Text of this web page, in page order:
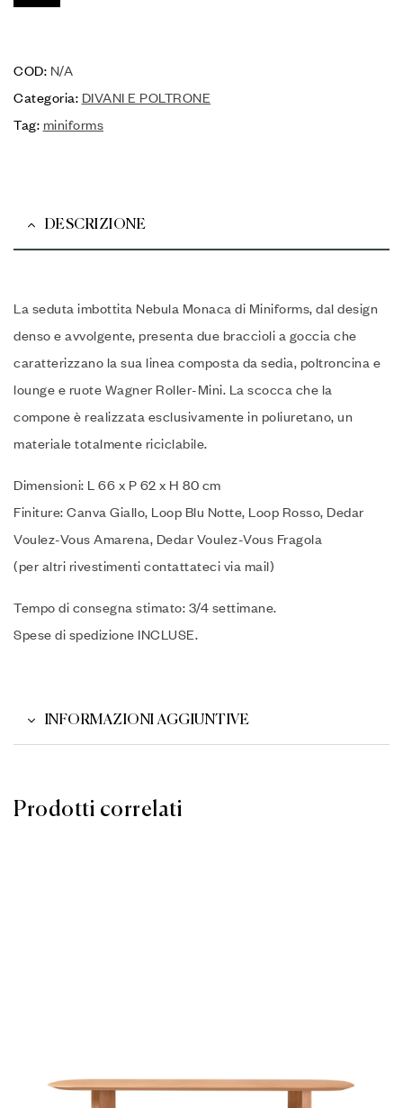
COD: N/A
Categoria: DIVANI E POLTRONE
Tag: miniforms
DESCRIZIONE
La seduta imbottita Nebula Monaca di Miniforms, dal design
denso e avvolgente, presenta due braccioli a goccia che
caratterizzano la sua linea composta da sedia, poltroncina e
lounge e ruote Wagner Roller-Mini. La scocca che la
compone è realizzata esclusivamente in poliuretano, un
materiale totalmente riciclabile.
Dimensioni: L 66 x P 62 x H 80 cm
Finiture: Canva Giallo, Loop Blu Notte, Loop Rosso, Dedar
Voulez-Vous Amarena, Dedar Voulez-Vous Fragola
(per altri rivestimenti contattateci via mail)
Tempo di consegna stimato: 3/4 settimane.
Spese di spedizione INCLUSE.
INFORMAZIONI AGGIUNTIVE
Prodotti correlati